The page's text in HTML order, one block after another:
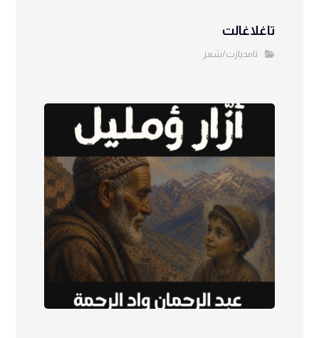
تاغلاغالت
تامديازت/شعر